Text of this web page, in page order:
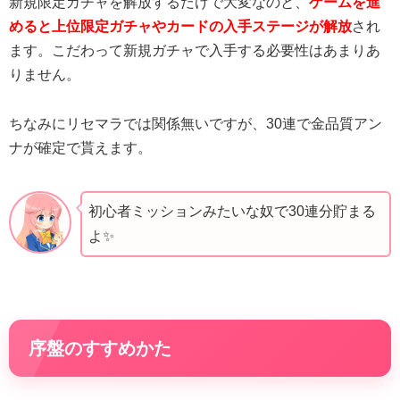
めると上位限定ガチャやカードの入手ステージが解放され
ます。こだわって新規ガチャで入手する必要性はあまりあ
りません。
ちなみにリセマラでは関係無いですが、30連で金品質アン
ナが確定で貰えます。
初心者ミッションみたいな奴で30連分貯まる
よ✨
序盤のすすめかた